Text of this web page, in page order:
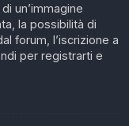
un’immagine
la possibilità di
forum, l’iscrizione a
per registrarti e